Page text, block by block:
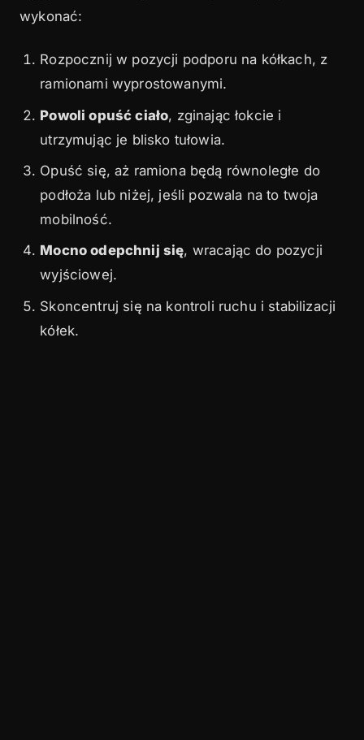
wykonać:
Rozpocznij w pozycji podporu na kółkach, z
ramionami wyprostowanymi.
Powoli opuść ciało, zginając łokcie i
utrzymując je blisko tułowia.
Opuść się, aż ramiona będą równoległe do
podłoża lub niżej, jeśli pozwala na to twoja
mobilność.
Mocno odepchnij się, wracając do pozycji
wyjściowej.
Skoncentruj się na kontroli ruchu i stabilizacji
kółek.